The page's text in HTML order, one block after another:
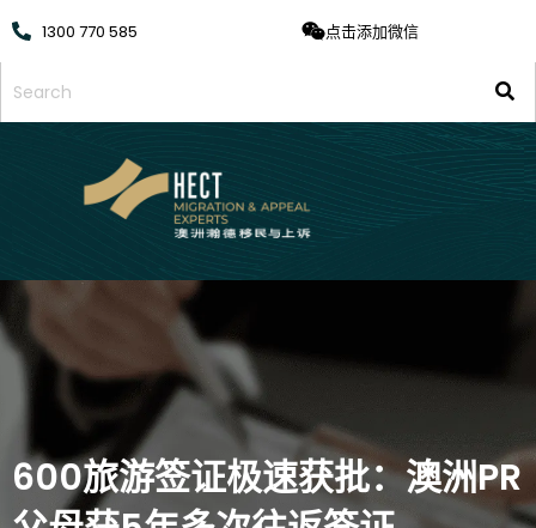
1300 770 585 点击添加微信
600旅游签证极速获批：澳洲PR